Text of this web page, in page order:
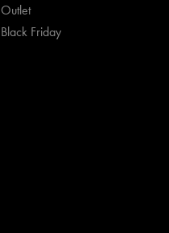
Outlet
Black Friday